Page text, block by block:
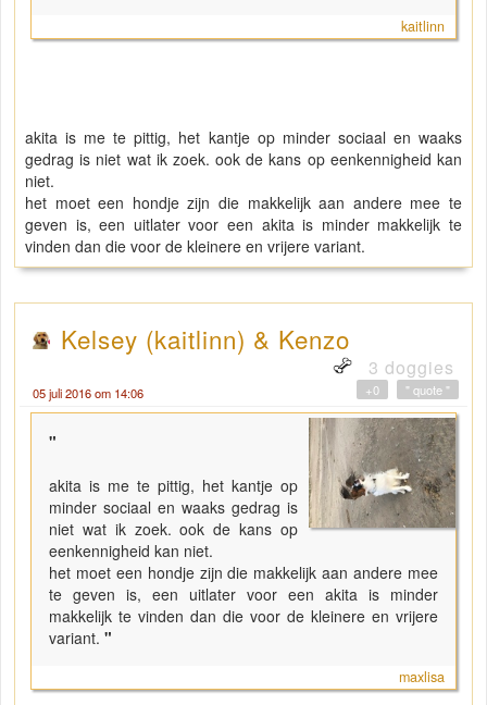
kaitlinn
akita is me te pittig, het kantje op minder sociaal en waaks
gedrag is niet wat ik zoek. ook de kans op eenkennigheid kan
niet.
het moet een hondje zijn die makkelijk aan andere mee te
geven is, een uitlater voor een akita is minder makkelijk te
vinden dan die voor de kleinere en vrijere variant.
Kelsey (kaitlinn) & Kenzo
3 doggies
05 juli 2016 om 14:06 " quote "
+0
"
akita is me te pittig, het kantje op
minder sociaal en waaks gedrag is
niet wat ik zoek. ook de kans op
eenkennigheid kan niet.
het moet een hondje zijn die makkelijk aan andere mee
te geven is, een uitlater voor een akita is minder
makkelijk te vinden dan die voor de kleinere en vrijere
variant. "
maxlisa